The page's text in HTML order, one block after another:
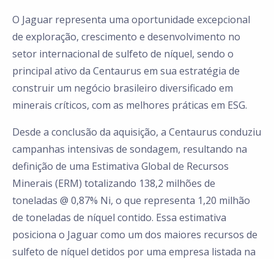
O Jaguar representa uma oportunidade excepcional
de exploração, crescimento e desenvolvimento no
setor internacional de sulfeto de níquel, sendo o
principal ativo da Centaurus em sua estratégia de
construir um negócio brasileiro diversificado em
minerais críticos, com as melhores práticas em ESG.
Desde a conclusão da aquisição, a Centaurus conduziu
campanhas intensivas de sondagem, resultando na
definição de uma Estimativa Global de Recursos
Minerais (ERM) totalizando 138,2 milhões de
toneladas @ 0,87% Ni, o que representa 1,20 milhão
de toneladas de níquel contido. Essa estimativa
posiciona o Jaguar como um dos maiores recursos de
sulfeto de níquel detidos por uma empresa listada na